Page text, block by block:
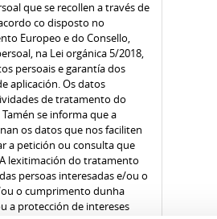
que se recollen a través de
co disposto no
Europeo e do Consello,
na Lei orgánica 5/2018,
persoais e garantía dos
aplicación. Os datos
de tratamento do
se informa que a
os datos que nos faciliten
a petición ou consulta que
lexitimación do tratamento
persoas interesadas e/ou o
o cumprimento dunha
a protección de intereses